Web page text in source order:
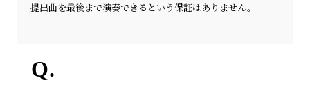
提出曲を最後まで演奏できるという保証はありません。